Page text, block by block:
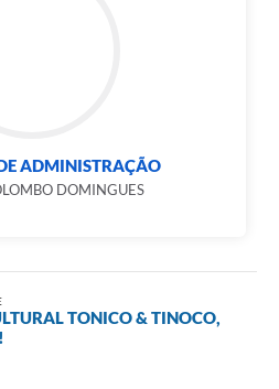
ADMINISTRAÇÃO
DOMINGUES
TONICO & TINOCO,